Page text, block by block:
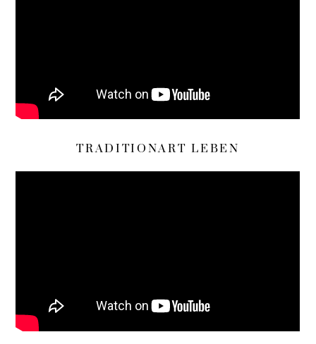
TRADITIONART LEBEN